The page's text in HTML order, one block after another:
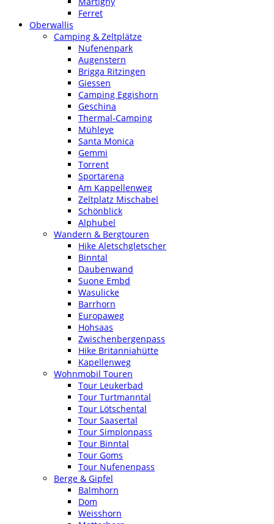
Ferret
Oberwallis
Camping & Zeltplätze
Nufenenpark
Augenstern
Brigga Ritzingen
Giessen
Camping Eggishorn
Geschina
Thermal-Camping
Mühleye
Santa Monica
Gemmi
Torrent
Sportarena
Am Kappellenweg
Zeltplatz Mischabel
Schönblick
Alphubel
Wandern & Bergtouren
Hike Aletschgletscher
Binntal
Daubenwand
Suone Embd
Wasulicke
Barrhorn
Europaweg
Hohsaas
Zwischenbergenpass
Hike Britanniahütte
Kapellenweg
Wohnmobil Touren
Tour Leukerbad
Tour Turtmanntal
Tour Lötschental
Tour Saasertal
Tour Simplonpass
Tour Binntal
Tour Goms
Tour Nufenenpass
Berge & Gipfel
Balmhorn
Dom
Weisshorn